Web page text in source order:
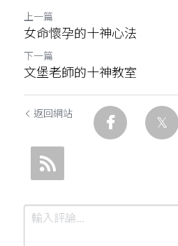
上一篇
女命懷孕的十神心法
下一篇
文堡老師的十神教室
返回網站